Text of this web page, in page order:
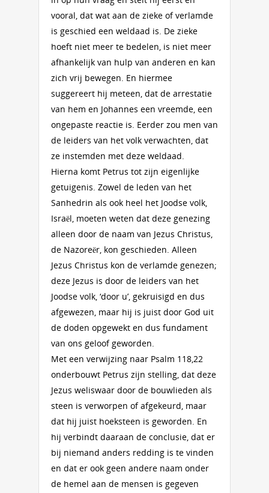
vooral, dat wat aan de zieke of verlamde
is geschied een weldaad is. De zieke
hoeft niet meer te bedelen, is niet meer
afhankelijk van hulp van anderen en kan
zich vrij bewegen. En hiermee
suggereert hij meteen, dat de arrestatie
van hem en Johannes een vreemde, een
ongepaste reactie is. Eerder zou men van
de leiders van het volk verwachten, dat
ze instemden met deze weldaad.
Hierna komt Petrus tot zijn eigenlijke
getuigenis. Zowel de leden van het
Sanhedrin als ook heel het Joodse volk,
Israël, moeten weten dat deze genezing
alleen door de naam van Jezus Christus,
de Nazoreër, kon geschieden. Alleen
Jezus Christus kon de verlamde genezen;
deze Jezus is door de leiders van het
Joodse volk, ‘door u’, gekruisigd en dus
afgewezen, maar hij is juist door God uit
de doden opgewekt en dus fundament
van ons geloof geworden.
Met een verwijzing naar Psalm 118,22
onderbouwt Petrus zijn stelling, dat deze
Jezus weliswaar door de bouwlieden als
steen is verworpen of afgekeurd, maar
dat hij juist hoeksteen is geworden. En
hij verbindt daaraan de conclusie, dat er
bij niemand anders redding is te vinden
en dat er ook geen andere naam onder
de hemel aan de mensen is gegeven